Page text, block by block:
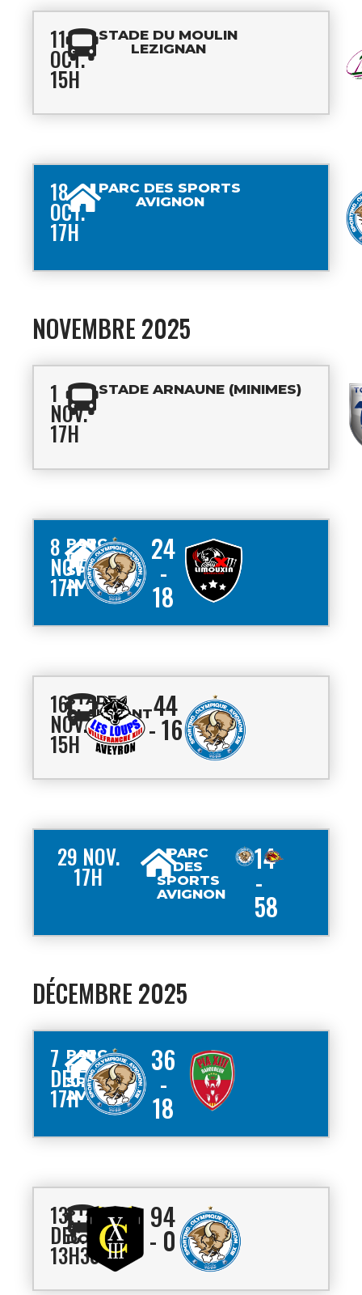
11
OCT.
15H
STADE DU MOULIN
LEZIGNAN
18
OCT.
17H
PARC DES SPORTS
AVIGNON
NOVEMBRE 2025
1
NOV.
17H
STADE ARNAUNE (MINIMES)
8
NOV.
17H
PARC
DES
SPORTS
AVIGNON
24
-
18
16
NOV.
15H
STADE
CLAIRFONT44
- 16
29 NOV.
17H
PARC
DES
SPORTS
AVIGNON
14
-
58
DÉCEMBRE 2025
7
DEC.
17H
PARC
DES
SPORTS
AVIGNON
36
-
18
13
DEC.
13H30
STADE
ALBERT
DOMEC
94
- 0